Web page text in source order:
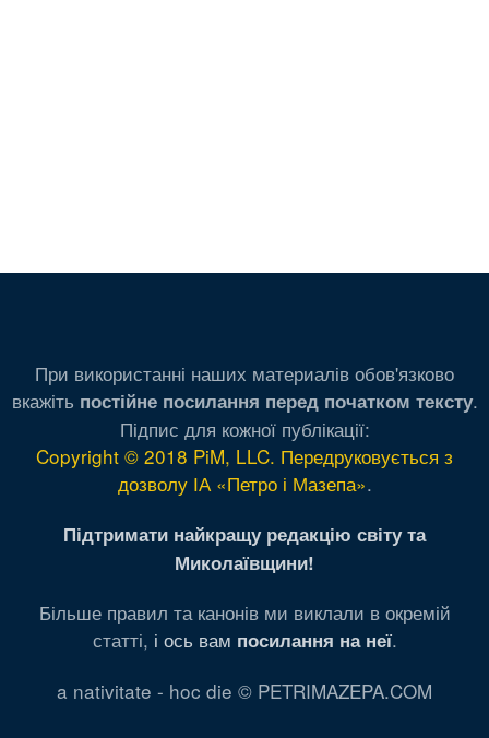
При використанні наших материалів обов'язково
вкажіть постійне посилання перед початком тексту.
Підпис для кожної публікації:
Copyright © 2018 PiM, LLC. Передруковується з
дозволу ІА «Петро і Мазепа».
Підтримати найкращу редакцію світу та
Миколаївщини!
Більше правил та канонів ми виклали в окремій
статті, і ось вам посилання на неї.
a nativitate - hoc die © PETRIMAZEPA.COM